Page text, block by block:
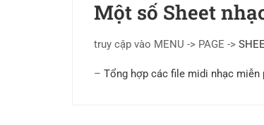
Một số Sheet
truy cập vào MENU -> PAGE ->
– Tổng hợp các file midi nhạc miễn